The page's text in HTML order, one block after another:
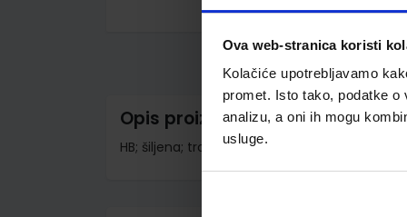
Ova web-stranica koristi
Kolačiće upotrebljavamo
promet. Isto tako, podatke
analizu, a oni ih mogu
usluge.
gallery
Opis proizvoda
HB; šiljena; trobridna; 6 komada u blisteru